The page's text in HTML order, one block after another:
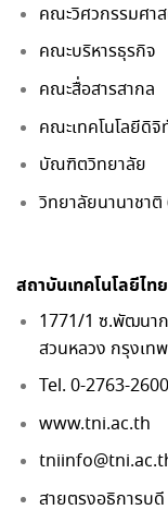
คณะวิศวกรรมศา
คณะบริหารธุรกิจ
คณะสื่อสารสากล
คณะเทคโนโลยีดิ
บัณฑิตวิทยาลัย
วิทยาลัยนานาชาติ
สถาบันเทคโนโลยีไ
1771/1 ซ.พัฒนา
สวนหลวง กรุงเท
Tel. 0-2763-
www.tni.ac.th
สายตรงอธิการบดี